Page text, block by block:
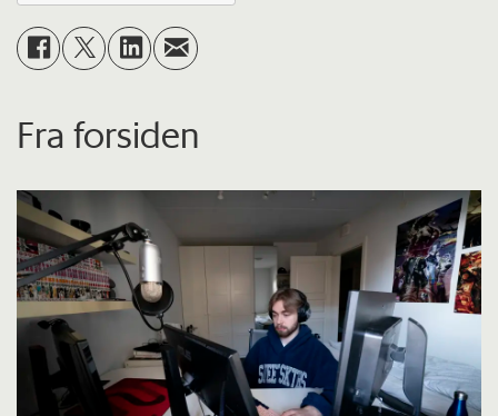
Fra forsiden